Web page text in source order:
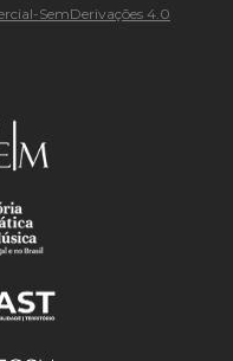
SemDerivações 4.0